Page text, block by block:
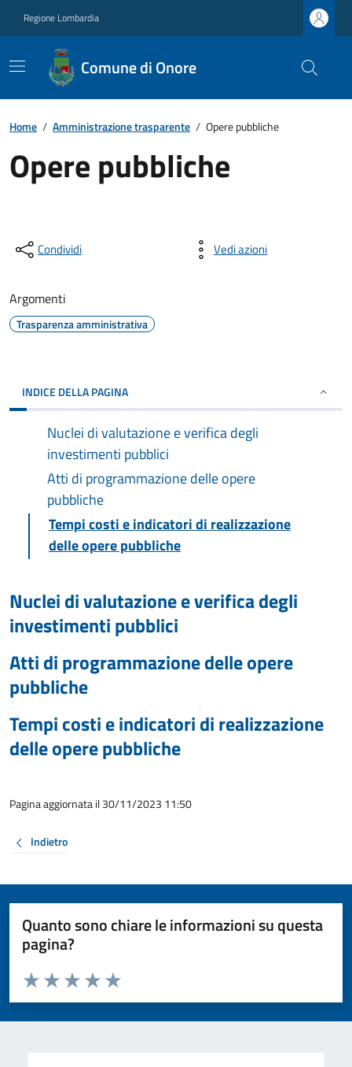
Regione Lombardia
Comune di Onore
Home / Amministrazione trasparente / Opere pubbliche
Opere pubbliche
Condividi Vedi azioni
Argomenti
Trasparenza amministrativa
INDICE DELLA PAGINA
Nuclei di valutazione e verifica degli
investimenti pubblici
Atti di programmazione delle opere
pubbliche
Tempi costi e indicatori di realizzazione
delle opere pubbliche
Nuclei di valutazione e verifica degli
investimenti pubblici
Atti di programmazione delle opere
pubbliche
Tempi costi e indicatori di realizzazione
delle opere pubbliche
Pagina aggiornata il 30/11/2023 11:50
Indietro
Quanto sono chiare le informazioni su questa
pagina?
Valuta da 1 a 5 stelle la pagina
Valuta 5 stelle su 5
Valuta 4 stelle su 5
Valuta 3 stelle su 5
Valuta 2 stelle su 5
Valuta 1 stelle su 5